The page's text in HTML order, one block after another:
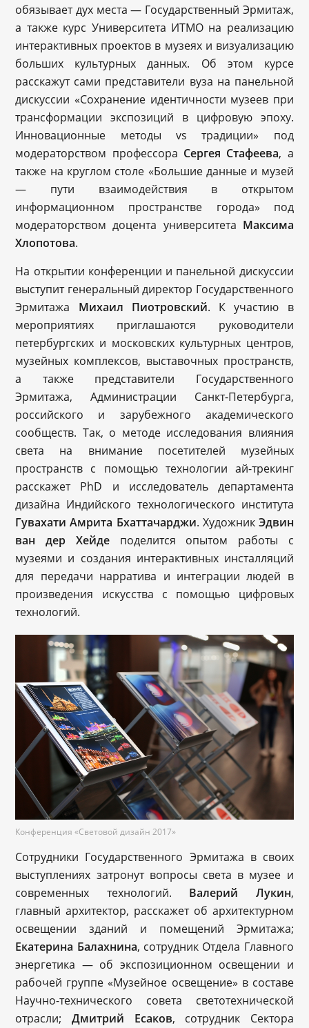
обязывает дух места — Государственный Эрмитаж,
а также курс Университета ИТМО на реализацию
интерактивных проектов в музеях и визуализацию
больших культурных данных. Об этом курсе
расскажут сами представители вуза на панельной
дискуссии «Сохранение идентичности музеев при
трансформации экспозиций в цифровую эпоху.
Инновационные методы vs традиции» под
модераторством профессора Сергея Стафеева, а
также на круглом столе «Большие данные и музей
— пути взаимодействия в открытом
информационном пространстве города» под
модераторством доцента университета Максима
Хлопотова.
На открытии конференции и панельной дискуссии
выступит генеральный директор Государственного
Эрмитажа Михаил Пиотровский. К участию в
мероприятиях приглашаются руководители
петербургских и московских культурных центров,
музейных комплексов, выставочных пространств,
а также представители Государственного
Эрмитажа, Администрации Санкт-Петербурга,
российского и зарубежного академического
сообществ. Так, о методе исследования влияния
света на внимание посетителей музейных
пространств с помощью технологии ай-трекинг
расскажет PhD и исследователь департамента
дизайна Индийского технологического института
Гувахати Амрита Бхаттачарджи. Художник Эдвин
ван дер Хейдеподелится опытом работы с
музеями и создания интерактивных инсталляций
для передачи нарратива и интеграции людей в
произведения искусства с помощью цифровых
технологий.
Конференция «Световой дизайн 2017»
Сотрудники Государственного Эрмитажа в своих
выступлениях затронут вопросы света в музее и
современных технологий. Валерий Лукин,
главный архитектор, расскажет об архитектурном
освещении зданий и помещений Эрмитажа;
Екатерина Балахнина, сотрудник Отдела Главного
энергетика — об экспозиционном освещении и
рабочей группе «Музейное освещение» в составе
Научно-технического совета светотехнической
отрасли; Дмитрий Есаков, сотрудник Сектора